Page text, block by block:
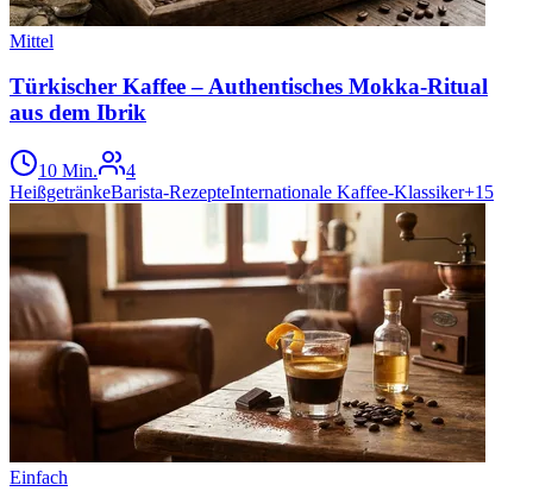
Mittel
Türkischer Kaffee – Authentisches Mokka-Ritual
aus dem Ibrik
10 Min.
4
HeißgetränkeBarista-RezepteInternationale Kaffee-Klassiker+15
Einfach